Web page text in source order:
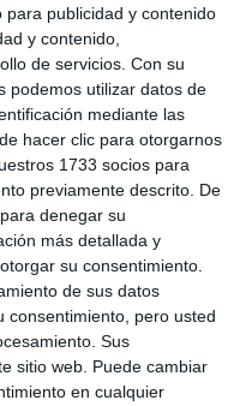
publicidad y contenido
y contenido,
de servicios. Con su
podemos utilizar datos de
mediante las
hacer clic para otorgarnos
1733 socios para
previamente descrito. De
denegar su
más detallada y
su consentimiento.
de sus datos
consentimiento, pero usted
Sus
sitio web. Puede cambiar
en cualquier